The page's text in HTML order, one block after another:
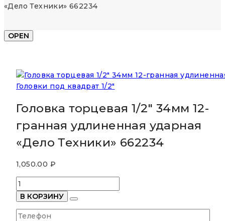
«Дело Техники» 662234
OPEN
Головки под квадрат 1/2"
Головка торцевая 1/2″ 34мм 12-
гранная удлиненная ударная
«Дело Техники» 662234
1,050.00 ₽
Количество
товара
Головка
торцевая
В КОРЗИНУ